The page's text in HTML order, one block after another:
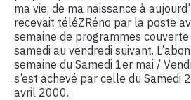
ma vie, de ma naissance à
recevait téléZRéno par la poste
semaine de programmes
samedi au vendredi suivant.
semaine du Samedi 1er mai /
s’est achevé par celle du Samedi
avril 2000.